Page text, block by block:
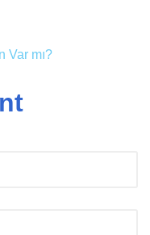
Var mı?